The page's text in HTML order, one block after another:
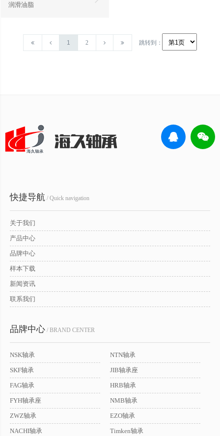
润滑油脂
1 2 跳转到：
快捷导航 / Quick navigation
关于我们
产品中心
品牌中心
样本下载
新闻资讯
联系我们
品牌中心 / BRAND CENTER
NSK轴承 NTN轴承
SKF轴承 JIB轴承座
FAG轴承 HRB轴承
FYH轴承座 NMB轴承
ZWZ轴承 EZO轴承
NACHI轴承 Timken轴承